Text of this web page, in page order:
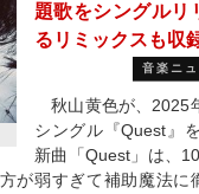
題歌をシングル
るリミックスも収
音楽ニュ
秋山黄色が、2025
シングル『Quest』
新曲「Quest」は、
が弱すぎて補助魔法に